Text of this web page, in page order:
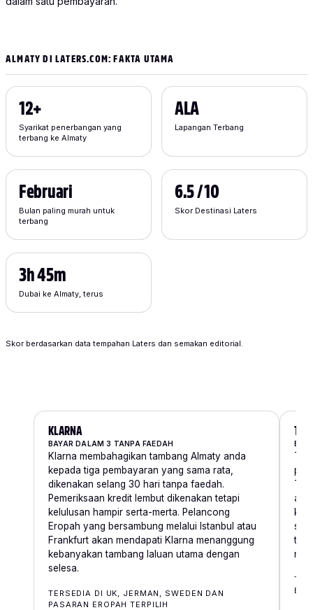
ALMATY DI LATERS.COM: FAKTA UTAMA
Syarikat penerbangan yang
terbang ke Almaty
12+
Lapangan Terbang
ALA
Bulan paling murah untuk
terbang
Februari
Skor Destinasi Laters
6.5 / 10
Dubai ke Almaty, terus
3h 45m
Skor berdasarkan data tempahan Laters dan semakan editorial.
KLARNA
BAYAR DALAM 3 TANPA FAEDAH
Klarna membahagikan tambang Almaty anda
kepada tiga pembayaran yang sama rata,
dikenakan selang 30 hari tanpa faedah.
Pemeriksaan kredit lembut dikenakan tetapi
kelulusan hampir serta-merta. Pelancong
Eropah yang bersambung melalui Istanbul atau
Frankfurt akan mendapati Klarna menanggung
kebanyakan tambang laluan utama dengan
selesa.
TERSEDIA DI UK, JERMAN, SWEDEN DAN
PASARAN EROPAH TERPILIH